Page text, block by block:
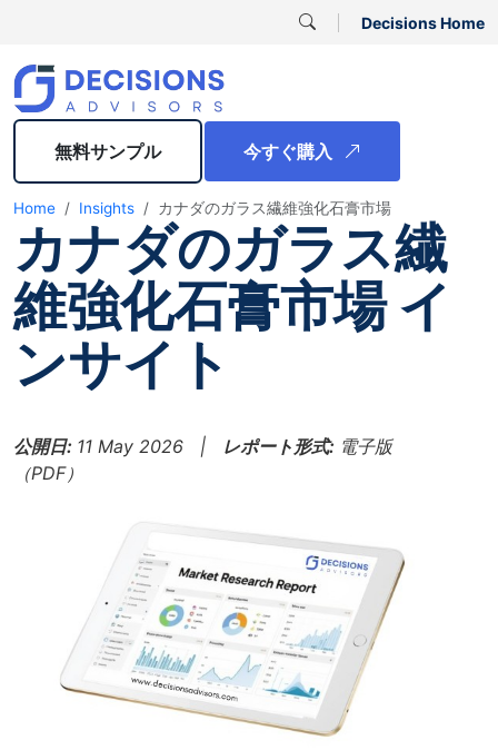
Decisions Home
無料サンプル 今すぐ購入
Home Insights カナダのガラス繊維強化石膏市場
カナダのガラス繊
維強化石膏市場 イ
ンサイト
公開日: 11 May 2026 | レポート形式: 電子版
（PDF）